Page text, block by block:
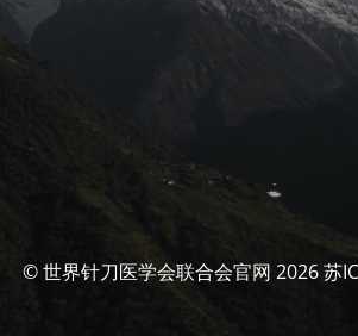
© 世界针刀医学会联合会官网 2026 苏